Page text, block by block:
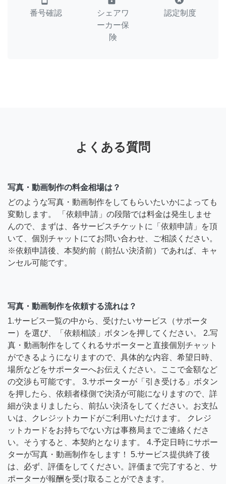
番号確認
シェアワ
ーカー保
険
認定制度
よくある質問
写真・動画制作の料金相場は？
どのような写真・動画制作をしてもらいたいかによっても
変動します。 「依頼申請」の段階では料金は発生しませ
んので、まずは、各サービスチケットに「依頼申請」を頂
いて、個別チャットにてお問い合わせ、ご相談ください。
※依頼申請後、本契約前（前払い決済前）であれば、キャ
ンセル可能です。
写真・動画制作を依頼する流れは？
1.サービス一覧の中から、受けたいサービス（サポータ
ー）を選び、「依頼相談」ボタンを押してください。 2.写
真・動画制作をしてくれるサポーターと直接個別チャット
ができるようになりますので、具体的な内容、希望日時、
場所などをサポーターへお伝えください。ここで金額など
の交渉も可能です。 3.サポーターが「引き受ける」ボタン
を押したら、依頼者様側で決済が可能になりますので、詳
細が決まりましたら、前払い決済をしてください。お支払
いは、クレジットカードがご利用いただけます。 クレジ
ットカードをお持ちでない方は事務局までご連絡くださ
い。そうすると、本契約となります。 4.予定日時にサポー
ターが写真・動画制作をします！ 5.サービス提供終了後
は、必ず、評価をしてください。評価まで完了すると、サ
ポーターが報酬を受け取ることができます。